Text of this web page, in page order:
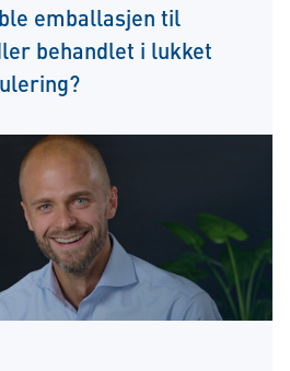
emballasjen til
behandlet i lukket